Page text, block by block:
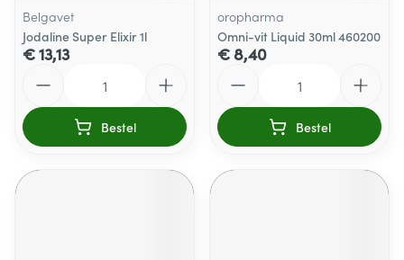
Belgavet
Jodaline Super Elixir 1l
€ 13,13
Bestel
oropharma
Omni-vit Liquid 30ml 460200
€ 8,40
Bestel